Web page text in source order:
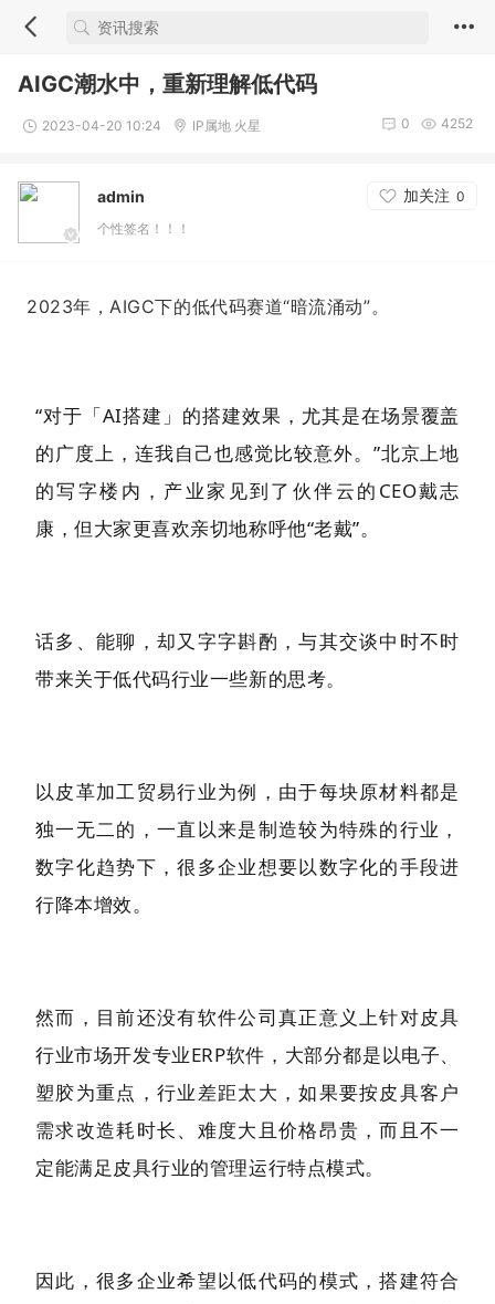
AIGC潮水中，重新理解低代码
2023-04-20 10:24 IP属地 火星 4252
0
admin 加关注 0
个性签名！！！
2023年，AIGC下的低代码赛道“暗流涌动”。
“对于「AI搭建」的搭建效果，尤其是在场景覆盖
的广度上，连我自己也感觉比较意外。”北京上地
的写字楼内，产业家见到了伙伴云的CEO戴志
康，但大家更喜欢亲切地称呼他“老戴”。
话多、能聊，却又字字斟酌，与其交谈中时不时
带来关于低代码行业一些新的思考。
以皮革加工贸易行业为例，由于每块原材料都是
独一无二的，一直以来是制造较为特殊的行业，
数字化趋势下，很多企业想要以数字化的手段进
行降本增效。
然而，目前还没有软件公司真正意义上针对皮具
行业市场开发专业ERP软件，大部分都是以电子、
塑胶为重点，行业差距太大，如果要按皮具客户
需求改造耗时长、难度大且价格昂贵，而且不一
定能满足皮具行业的管理运行特点模式。
因此，很多企业希望以低代码的模式，搭建符合